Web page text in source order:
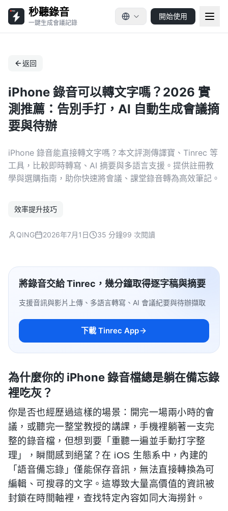
秒聽錄音
一鍵生成會議記錄
開始使用
返回
iPhone 錄音可以轉文字嗎？2026 實
測推薦：告別手打，AI 自動生成會議摘
要與待辦
iPhone 錄音能直接轉文字嗎？本文評測傳譯寶、Tinrec 等
工具，比較即時轉寫、AI 摘要與多語言支援。提供註冊教
學與選購指南，助你快速將會議、課堂錄音轉為高效筆記。
效率提升技巧
QING 2026年7月1日 35 分鐘99 次閱讀
將錄音交給 Tinrec，幾分鐘取得逐字稿與摘要
支援音訊與影片上傳、多語言轉寫、AI 會議紀要與待辦擷取
下載 Tinrec App
為什麼你的 iPhone 錄音檔總是躺在備忘錄
裡吃灰？
你是否也經歷過這樣的場景：開完一場兩小時的會
議，或聽完一整堂教授的講課，手機裡躺著一支完
整的錄音檔，但想到要「重聽一遍並手動打字整
理」，瞬間感到絕望？在 iOS 生態系中，內建的
「語音備忘錄」僅能保存音訊，無法直接轉換為可
編輯、可搜尋的文字。這導致大量高價值的資訊被
封鎖在時間軸裡，查找特定內容如同大海撈針。